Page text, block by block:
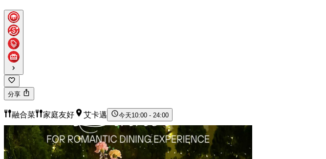
分享
融合菜 家庭友好 艾卡邁 今天10:00 - 24:00